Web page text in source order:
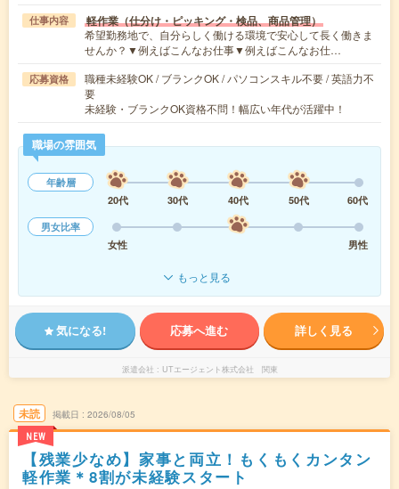
仕事内容 軽作業（仕分け・ピッキング・検品、商品管理）
希望勤務地で、自分らしく働ける環境で安心して長く働きま
せんか？▼例えばこんなお仕事▼例えばこんなお仕…
応募資格
職種未経験OK / ブランクOK / パソコンスキル不要 / 英語力不
要
未経験・ブランクOK資格不問！幅広い年代が活躍中！
職場の雰囲気
年齢層
20代
30代 40代 50代
60代
男女比率
女性
男性
もっと見る
気になる! 応募へ進む 詳しく見る
派遣会社 UTエージェント株式会社 関東
未読
NEW
掲載日 2026/08/05
【残業少なめ】家事と両立！もくもくカンタン
軽作業＊8割が未経験スタート